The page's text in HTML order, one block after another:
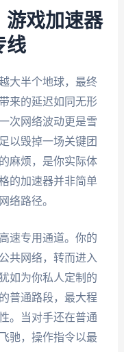
游戏加速器
线
大半个地球，最终
来的延迟如同无形
次网络波动更是雪
以毁掉一场关键团
麻烦，是你实际体
的加速器并非简单
络路径。
速专用通道。你的
共网络，转而进入
如为你私人定制的
普通路段，最大程
。当对手还在普通
驰，操作指令以最